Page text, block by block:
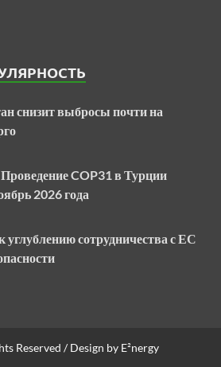
снизит выбросы почти на
COP31 в Турции
2026 года
углублению сотрудничества с ЕС
Reserved / Design by E²nergy